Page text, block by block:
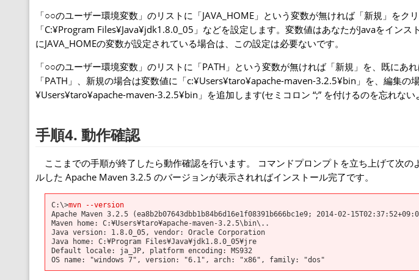
「○○のユーザー環境変数」のリストに「JAVA_HOME」という変数が無ければ「新規」をク
「C:¥Program Files¥Java¥jdk1.8.0_05」などを設定します。変数値はあなたがJavaをイン
にJAVA_HOMEの変数が設定されている場合は、この設定は必要ないです。
「○○のユーザー環境変数」のリストに「PATH」という変数が無ければ「新規」を、既にあ
「PATH」、新規の場合は変数値に「c:¥Users¥taro¥apache-maven-3.2.5¥bin」を、編集の
¥Users¥taro¥apache-maven-3.2.5¥bin」を追加します(セミコロン “;” を付けるのを忘れない
手順4. 動作確認
ここまでの手順が終了したら動作確認を行います。 コマンドプロンプトを立ち上げて次の
ルした Apache Maven 3.2.5 のバージョンが表示されればインストール完了です。
C:\>mvn --version
Apache Maven 3.2.5 (ea8b2b07643dbb1b84b6d16e1f08391b666bc1e9; 2014-02-
Maven home: C:¥Users¥taro¥apache-maven-3.2.5\bin\..
Java version: 1.8.0_05, vendor: Oracle Corporation
Java home: C:¥Program Files¥Java¥jdk1.8.0_05¥jre
Default locale: ja_JP, platform encoding: MS932
OS name: "windows 7", version: "6.1", arch: "x86", family: "dos"